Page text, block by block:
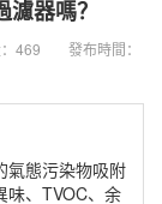
器嗎？
469
發布時間：
氣態污染物吸附
味、TVOC、余